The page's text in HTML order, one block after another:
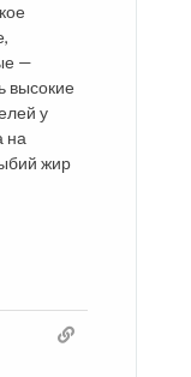
—
высокие
у
на
жир